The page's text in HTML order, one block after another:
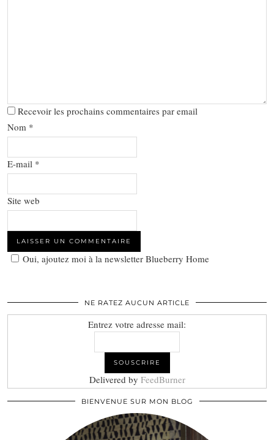
Recevoir les prochains commentaires par email
Nom *
E-mail *
Site web
Oui, ajoutez moi à la newsletter Blueberry Home
NE RATEZ AUCUN ARTICLE
Entrez votre adresse mail:
Delivered by FeedBurner
BIENVENUE SUR MON BLOG